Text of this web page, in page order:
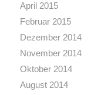
April 2015
Februar 2015
Dezember 2014
November 2014
Oktober 2014
August 2014